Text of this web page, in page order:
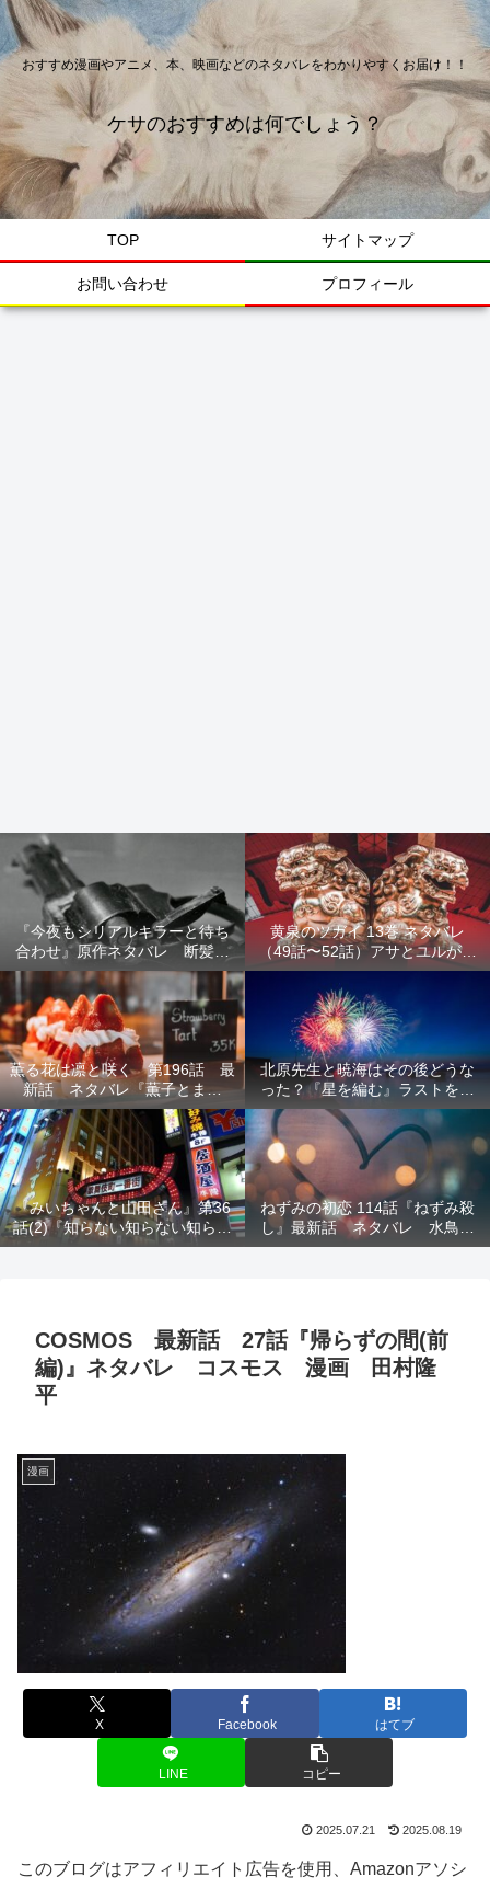
おすすめ漫画やアニメ、本、映画などのネタバレをわかりやすくお届け！！
ケサのおすすめは何でしょう？
TOP サイトマップ
お問い合わせ プロフィール
『今夜もシリアルキラーと待ち
合わせ』原作ネタバレ 断髪オ
ブジェ殺人事件 犯人の正体や
結末を解説
黄泉のツガイ 13巻 ネタバレ
（49話〜52話）アサとユルが家
出！西ノ村の真実とヒカルの決
意を解説
薫る花は凛と咲く 第196話 最
新話 ネタバレ『薫子とまど
か』
北原先生と暁海はその後どうな
った？『星を編む』ラストをネ
タバレ解説
『みいちゃんと山田さん』第36
話(2)『知らない知らない知らな
い』最新話 ネタバレ 犯人確
ねずみの初恋 114話『ねずみ殺
し』最新話 ネタバレ 水鳥死
亡 鯆を殺すか
COSMOS 最新話 27話『帰らずの間(前
編)』ネタバレ コスモス 漫画 田村隆
平
漫画
X Facebook はてブ
LINE コピー
2025.07.21 2025.08.19
このブログはアフィリエイト広告を使用、Amazonアソシ